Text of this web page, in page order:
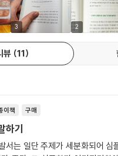
3 2
뷰 11
이책 구매
하기
서는 일단 주제가 세분화되어 심